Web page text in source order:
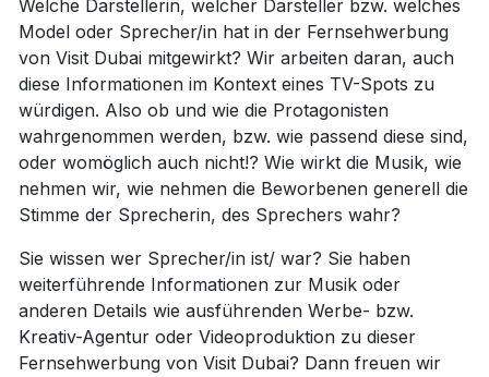
Welche Darstellerin, welcher Darsteller bzw. welches
Model oder Sprecher/in hat in der Fernsehwerbung
von Visit Dubai mitgewirkt? Wir arbeiten daran, auch
diese Informationen im Kontext eines TV-Spots zu
würdigen. Also ob und wie die Protagonisten
wahrgenommen werden, bzw. wie passend diese sind,
oder womöglich auch nicht!? Wie wirkt die Musik, wie
nehmen wir, wie nehmen die Beworbenen generell die
Stimme der Sprecherin, des Sprechers wahr?
Sie wissen wer Sprecher/in ist/ war? Sie haben
weiterführende Informationen zur Musik oder
anderen Details wie ausführenden Werbe- bzw.
Kreativ-Agentur oder Videoproduktion zu dieser
Fernsehwerbung von Visit Dubai? Dann freuen wir